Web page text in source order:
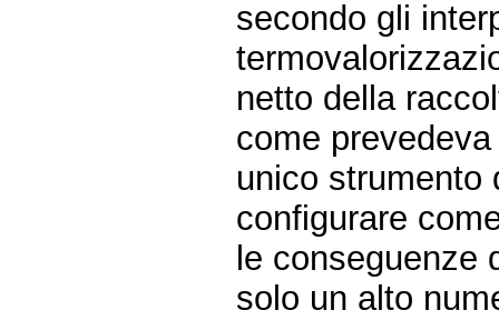
secondo gli
netto della
come
unico strumento
configurare
le conseguenze
solo un alto